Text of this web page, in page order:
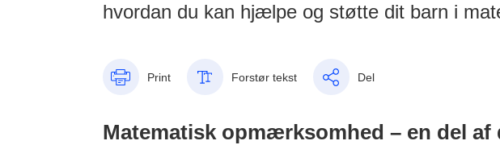
hvordan du kan hjælpe og støtte dit barn i
Print Forstør tekst Del
Matematisk opmærksomhed – en del